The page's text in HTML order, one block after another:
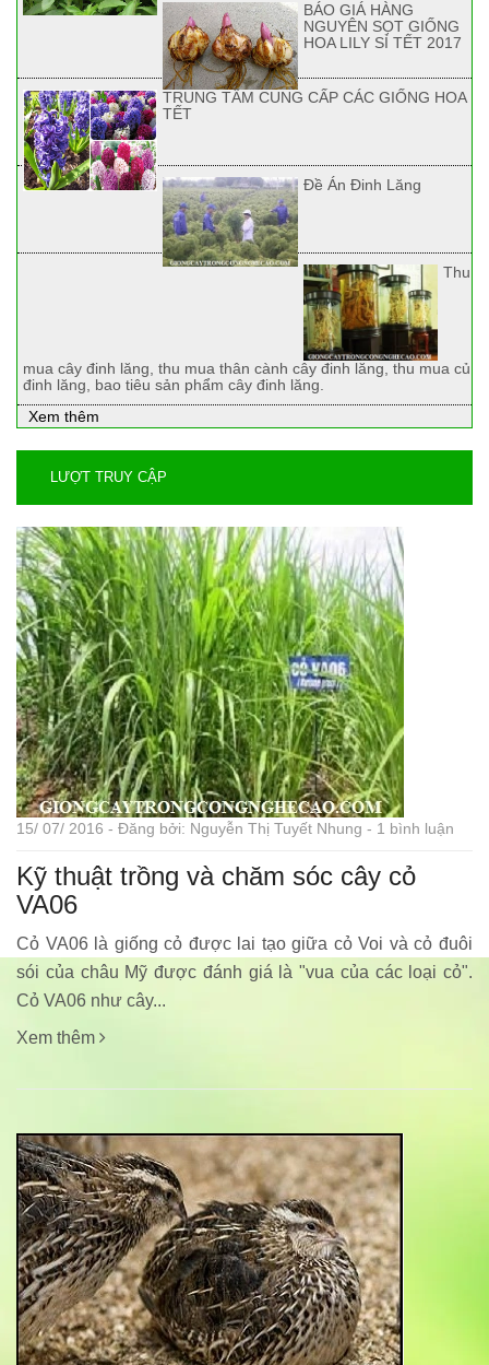
BÁO GIÁ HÀNG
NGUYÊN SỌT GIỐNG
HOA LILY SỈ TẾT 2017
TRUNG TÂM CUNG CẤP CÁC GIỐNG HOA
TẾT
Đề Án Đinh Lăng
Thu
mua cây đinh lăng, thu mua thân cành cây đinh lăng, thu mua củ
đinh lăng, bao tiêu sản phẩm cây đinh lăng.
Xem thêm
LƯỢT TRUY CẬP
15/ 07/ 2016 - Đăng bởi: Nguyễn Thị Tuyết Nhung - 1 bình luận
Kỹ thuật trồng và chăm sóc cây cỏ
VA06
Cỏ VA06 là giống cỏ được lai tạo giữa cỏ Voi và cỏ đuôi
sói của châu Mỹ được đánh giá là "vua của các loại cỏ".
Cỏ VA06 như cây...
Xem thêm